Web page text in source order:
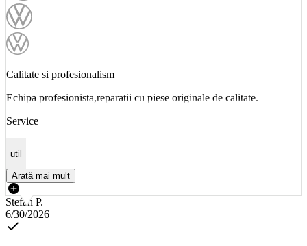
Calitate si profesionalism
Echipa profesionista,reparatii cu piese originale de calitate.
Service
util
Arată mai mult
Stefan P.
6/30/2026